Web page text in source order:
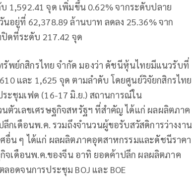
1,592.41 จุด เพิ่มขึ้น 0.62% จากระดับปลาย
ยู่ที่ 62,378.89 ล้านบาท ลดลง 25.36% จาก
ดที่ระดับ 217.42 จุด
พย์กสิกรไทย จำกัด มองว่า ดัชนีหุ้นไทยมีแนวรับที่
และ 1,625 จุด ตามลำดับ โดยศูนย์วิจัยกสิกรไทย
ะชุมเฟด (16-17 มิ.ย.) สถานการณ์ใน
ตัวเลขเศรษฐกิจสหรัฐฯ ที่สำคัญ ได้แก่ ผลผลิตภาค
กเดือนพ.ค. รวมถึงจำนวนผู้ขอรับสวัสดิการว่างงาน
น ๆ ได้แก่ ผลผลิตภาคอุตสาหกรรมและดัชนีราคา
จเดือนพ.ค.ของจีน อาทิ ยอดค้าปลีก ผลผลิตภาค
อดจนการประชุม BOJ และ BOE